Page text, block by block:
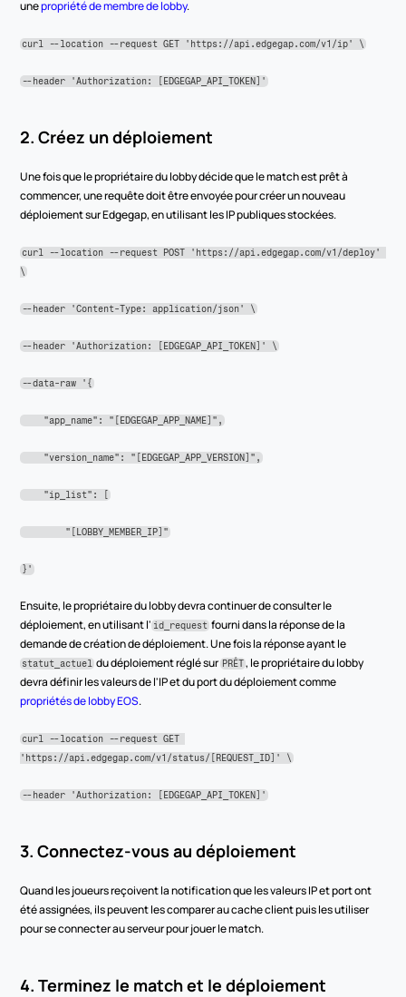
une propriété de membre de lobby.
curl --location --request GET 'https://api.edgegap.com/v1/ip' \
--header 'Authorization: [EDGEGAP_API_TOKEN]'
2. Créez un déploiement
Une fois que le propriétaire du lobby décide que le match est prêt à
commencer, une requête doit être envoyée pour créer un nouveau
déploiement sur Edgegap, en utilisant les IP publiques stockées.
curl --location --request POST 'https://api.edgegap.com/v1/deploy'
\
--header 'Content-Type: application/json' \
--header 'Authorization: [EDGEGAP_API_TOKEN]' \
--data-raw '{
"app_name": "[EDGEGAP_APP_NAME]",
"version_name": "[EDGEGAP_APP_VERSION]",
"ip_list": [
"[LOBBY_MEMBER_IP]"
}'
Ensuite, le propriétaire du lobby devra continuer de consulter le
déploiement, en utilisant l' id_request fourni dans la réponse de la
statut_actuel du déploiement réglé sur PRÊT, le propriétaire du lobby
propriétés de lobby EOS.
curl --location --request GET
'https://api.edgegap.com/v1/status/[REQUEST_ID]' \
--header 'Authorization: [EDGEGAP_API_TOKEN]'
3. Connectez-vous au déploiement
Quand les joueurs reçoivent la notification que les valeurs IP et port ont
été assignées, ils peuvent les comparer au cache client puis les utiliser
pour se connecter au serveur pour jouer le match.
4. Terminez le match et le déploiement